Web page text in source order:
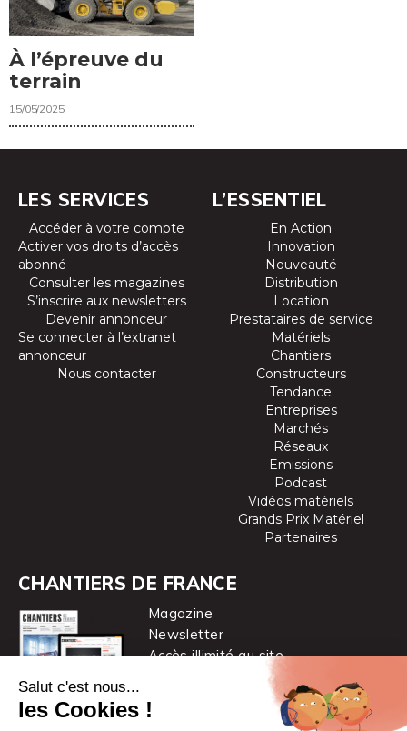
À l’épreuve du
terrain
15/05/2025
LES SERVICES
Accéder à votre compte
Activer vos droits d’accès
abonné
Consulter les magazines
S’inscrire aux newsletters
Devenir annonceur
Se connecter à l’extranet
annonceur
Nous contacter
L’ESSENTIEL
En Action
Innovation
Nouveauté
Distribution
Location
Prestataires de service
Matériels
Chantiers
Constructeurs
Tendance
Entreprises
Marchés
Réseaux
Emissions
Podcast
Vidéos matériels
Grands Prix Matériel
Partenaires
CHANTIERS DE FRANCE
Magazine
Newsletter
Accès illimité au site